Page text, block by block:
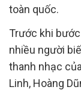
toàn quốc.
Trước khi
nhiều người
thanh nhạc
Linh, Hoàng